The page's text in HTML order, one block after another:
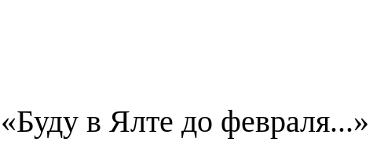
«Буду в Ялте до февраля...»